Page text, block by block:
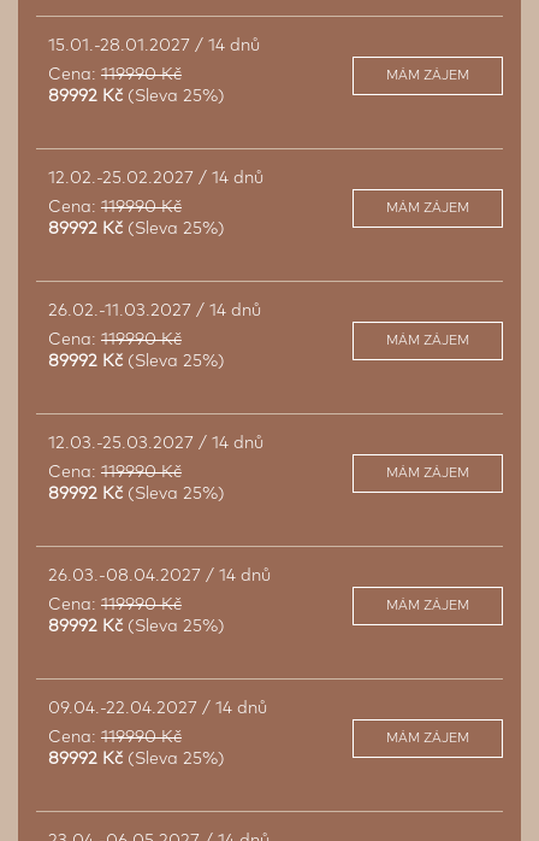
15.01.-28.01.2027 / 14 dnů
Cena: 119990 Kč
89992 Kč (Sleva 25%)
MÁM ZÁJEM
12.02.-25.02.2027 / 14 dnů
Cena: 119990 Kč
89992 Kč (Sleva 25%)
MÁM ZÁJEM
26.02.-11.03.2027 / 14 dnů
Cena: 119990 Kč
89992 Kč (Sleva 25%)
MÁM ZÁJEM
12.03.-25.03.2027 / 14 dnů
Cena: 119990 Kč
89992 Kč (Sleva 25%)
MÁM ZÁJEM
26.03.-08.04.2027 / 14 dnů
Cena: 119990 Kč
89992 Kč (Sleva 25%)
MÁM ZÁJEM
09.04.-22.04.2027 / 14 dnů
Cena: 119990 Kč
89992 Kč (Sleva 25%)
MÁM ZÁJEM